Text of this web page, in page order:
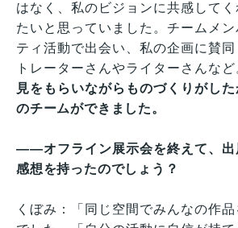
はなく、私のビジョンに共感して
たいと思っていました。チームメ
ティ活動で出会い、私の企画に賛
トレーターさんやライターさんな
見をもらいながらものづくりがし
のチームができました。
——オフライン展示会を終えて、出
感想を持ったのでしょう？
くぼみ：「同じ空間でみんなの作